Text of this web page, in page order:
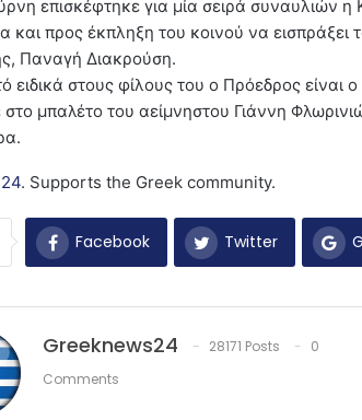
επισκέφτηκε για μία σειρά συναυλιών η
και προς έκπληξη του κοινού να
ειδικά στους φίλους του ο Πρόεδρος είναι
μπαλέτο του αείμνηστου Γιάννη
. Supports the Greek community.
Facebook Twitter
Greeknews24 28171 Posts
0
Comments